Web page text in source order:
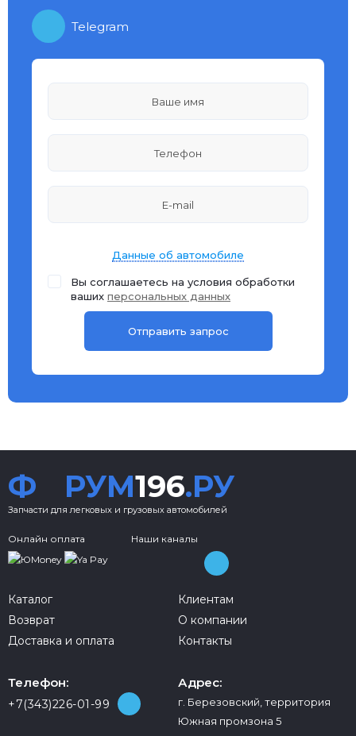
Telegram
Данные об автомобиле
Вы соглашаетесь на условия обработки
ваших персональных данных
Ф РУМ196.РУ
Запчасти для легковых и грузовых автомобилей
Онлайн оплата Наши каналы
Каталог
Возврат
Доставка и оплата
Клиентам
О компании
Контакты
Телефон:
+7(343)226-01-99
Адрес:
г. Березовский, территория
Южная промзона 5